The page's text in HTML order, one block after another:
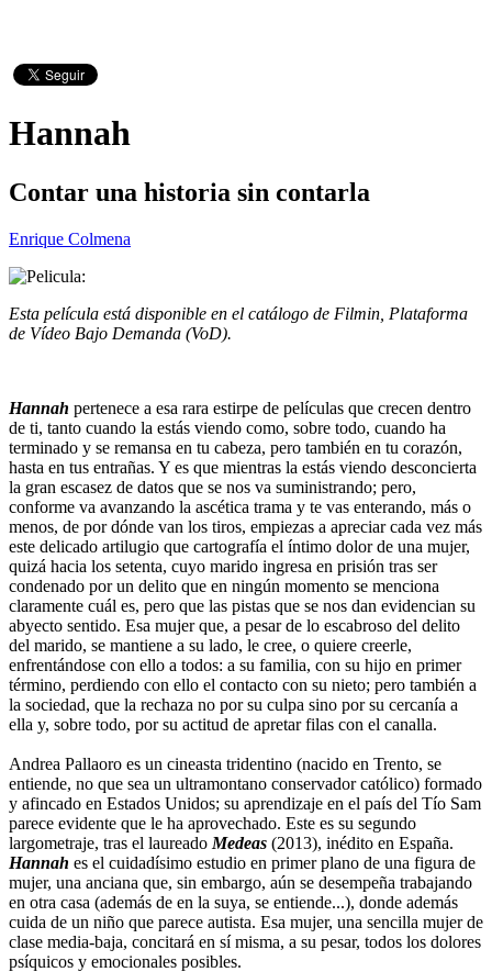
Hannah
Contar una historia sin contarla
Enrique Colmena
Esta película está disponible en el catálogo de Filmin, Plataforma
de Vídeo Bajo Demanda (VoD).
Hannah pertenece a esa rara estirpe de películas que crecen dentro
de ti, tanto cuando la estás viendo como, sobre todo, cuando ha
terminado y se remansa en tu cabeza, pero también en tu corazón,
hasta en tus entrañas. Y es que mientras la estás viendo desconcierta
la gran escasez de datos que se nos va suministrando; pero,
conforme va avanzando la ascética trama y te vas enterando, más o
menos, de por dónde van los tiros, empiezas a apreciar cada vez más
este delicado artilugio que cartografía el íntimo dolor de una mujer,
quizá hacia los setenta, cuyo marido ingresa en prisión tras ser
condenado por un delito que en ningún momento se menciona
claramente cuál es, pero que las pistas que se nos dan evidencian su
abyecto sentido. Esa mujer que, a pesar de lo escabroso del delito
del marido, se mantiene a su lado, le cree, o quiere creerle,
enfrentándose con ello a todos: a su familia, con su hijo en primer
término, perdiendo con ello el contacto con su nieto; pero también a
la sociedad, que la rechaza no por su culpa sino por su cercanía a
ella y, sobre todo, por su actitud de apretar filas con el canalla.
Andrea Pallaoro es un cineasta tridentino (nacido en Trento, se
entiende, no que sea un ultramontano conservador católico) formado
y afincado en Estados Unidos; su aprendizaje en el país del Tío Sam
parece evidente que le ha aprovechado. Este es su segundo
largometraje, tras el laureado Medeas (2013), inédito en España.
Hannah es el cuidadísimo estudio en primer plano de una figura de
mujer, una anciana que, sin embargo, aún se desempeña trabajando
en otra casa (además de en la suya, se entiende...), donde además
cuida de un niño que parece autista. Esa mujer, una sencilla mujer de
clase media-baja, concitará en sí misma, a su pesar, todos los dolores
psíquicos y emocionales posibles.